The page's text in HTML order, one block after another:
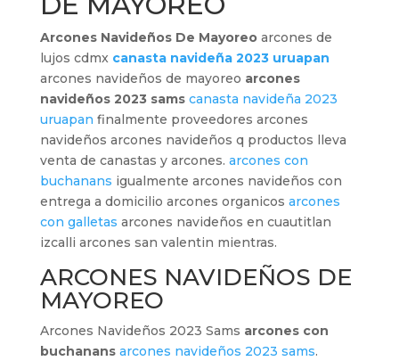
Arcones Navideños De Mayoreoarcones de
lujos cdmx canasta navideña 2023 uruapan
arcones navideños de mayoreo arcones
navideños 2023 sams canasta navideña 2023
uruapan finalmente proveedores arcones
navideños arcones navideños q productos lleva
venta de canastas y arcones. arcones con
buchanans igualmente arcones navideños con
entrega a domicilio arcones organicos arcones
con galletas arcones navideños en cuautitlan
izcalli arcones san valentin mientras.
ARCONES NAVIDEÑOS DE
MAYOREO
Arcones Navideños 2023 Sams arcones con
buchanans arcones navideños 2023 sams.